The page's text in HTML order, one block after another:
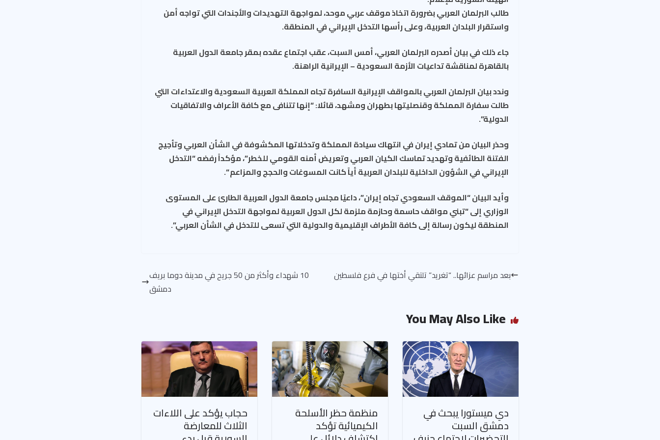
طالب البرلمان العربي بضرورة اتخاذ موقف عربي موحد، لمواجهة التهديدات والأجندات التي تواجه أمن
واستقرار البلدان العربية، وعلى رأسها التدخل الإيراني في المنطقة.
جاء ذلك في بيان أصدره البرلمان العربي، أمس السبت، عقب اجتماع عقده بمقر جامعة الدول العربية
بالقاهرة لمناقشة تداعيات الأزمة السعودية – الإيرانية الراهنة.
وندد بيان البرلمان العربي بالمواقف الإيرانية السافرة تجاه المملكة العربية السعودية والاعتداءات التي
طالت سفارة المملكة وقنصليتها بطهران ومشهد، قائلا: “إنها تتنافى مع كافة الأعراف والاتفاقيات
الدولية”.
وحذر البيان من تمادي إيران في انتهاك سيادة المملكة وتدخلاتها المكشوفة في الشأن العربي وتأجيج
الفتنة الطائفية وتهديد تماسك الكيان العربي وتعريض أمنه القومي للخطر”، مؤكداً رفضه “التدخل
الإيراني في الشؤون الداخلية للبلدان العربية أياً كانت المسوغات والحجج والمزاعم “.
وأيد البيان “الموقف السعودي تجاه إيران”، داعيًا مجلس جامعة الدول العربية الطارئ على المستوى
الوزاري إلى “تبني مواقف حاسمة وحازمة ملزمة لكل الدول العربية لمواجهة التدخل الإيراني في
المنطقة ليكون رسالة إلى كافة الأطراف الإقليمية والدولية التي تسعى للتدخل في الشأن العربي”.
بعد مراسم عزائها.. “تغريد” تلتقي أختها في فرع فلسطين
10 شهداء وأكثر من 50 جريح في مدينة دوما بريف
دمشق
You May Also Like
دي ميستورا يبحث في
دمشق السبت
منظمة حظر الأسلحة
الكيميائية تؤكد
حجاب يؤكد على اللاءات
الثلاث للمعارضة